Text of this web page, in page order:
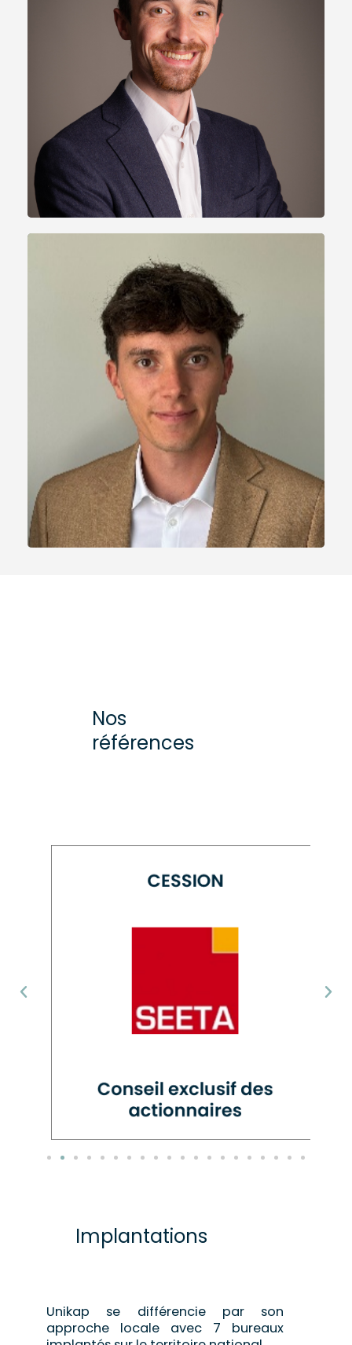
Responsable de missions M&A Bretagne
3 ans d'expérience en Transactions Services et
conseils financier
tpodeur@unikap.fr
Linkedin
Clément POINCE
Chargé d'affaires
5 ans d'expérience en tant qu'analyste en
M&A
cpoince@unikap.fr
Linkedin
Nos
références
Implantations
Unikap se différencie par son
approche locale avec 7 bureaux